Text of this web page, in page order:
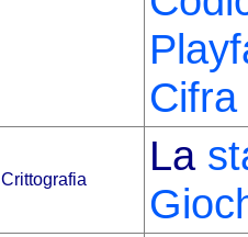
Crittografia
La